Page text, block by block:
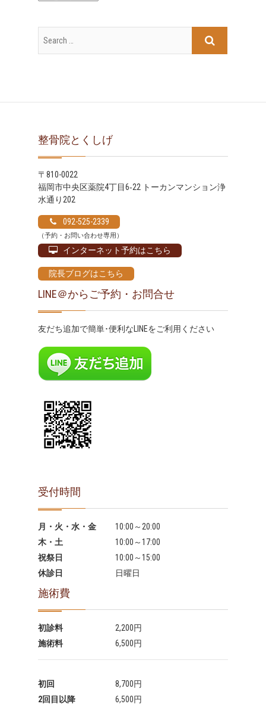
カ
イ
整骨院とくしげ
〒810-0022
福岡市中央区薬院4丁目6‐22 トーカンマンション浄
水通り202
092-525-2339
（予約・お問い合わせ専用）
インターネット予約はこちら
院長ブログはこちら
LINE＠からご予約・お問合せ
友だち追加で簡単･便利なLINEをご利用ください
受付時間
月・火・水・金
10:00～20:00
木・土
10:00～17:00
祝祭日
10:00～15:00
休診日
日曜日
施術費
初診料
2,200円
施術料
6,500円
初回
8,700円
2回目以降
6,500円